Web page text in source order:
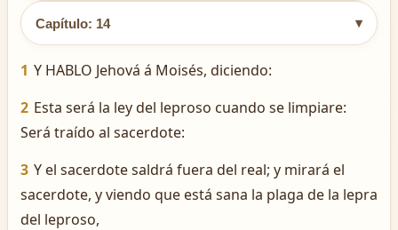
Capítulo: 14 ▾
1 Y HABLO Jehová á Moisés, diciendo:
2 Esta será la ley del leproso cuando se limpiare:
Será traído al sacerdote:
3 Y el sacerdote saldrá fuera del real; y mirará el
sacerdote, y viendo que está sana la plaga de la lepra
del leproso,